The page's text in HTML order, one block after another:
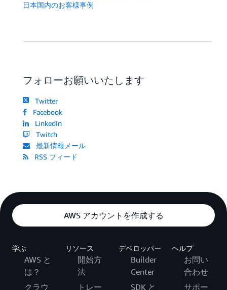
日本国内のお客様事例
フォローお願いいたします
Twitter
Facebook
LinkedIn
Twitch
最新情報メール
RSS フィード
AWS アカウントを作成する
学ぶ
AWS と
は？
クラウ
リソース
開始方
法
トレー
デベロッパー
Builder
Center
SDK と
ヘルプ
お問い
合わせ
サポー